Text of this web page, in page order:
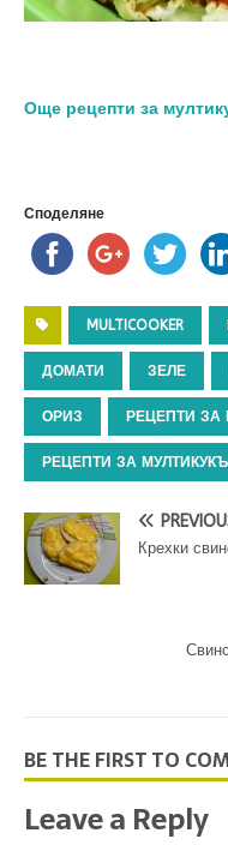
Още рецепти за
Споделяне
MULTICOOKER
ДОМАТИ ЗЕЛЕ
ОРИЗ РЕЦЕПТИ ЗА
РЕЦЕПТИ ЗА
Крехки
BE THE FIRST TO
Leave a Reply